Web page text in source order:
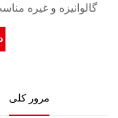
گالوانیزه و غیره
مرور کلی